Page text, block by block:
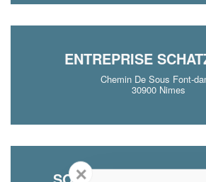
ENTREPRISE
Chemin De Sous Font-
30900 Nimes
✕